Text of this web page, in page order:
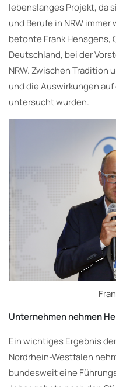
lebenslanges Projekt, da
und Berufe in NRW
betonte Frank Hensgens,
Deutschland, bei der
NRW. Zwischen Tradition
und die Auswirkungen
untersucht wurden.
Unternehmen nehmen
Ein wichtiges Ergebnis
Nordrhein-Westfalen
bundesweit eine